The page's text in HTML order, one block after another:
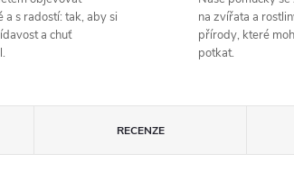
a s radostí: tak, aby si
a chuť
na zvířata a
přírody, které
potkat.
RECENZE